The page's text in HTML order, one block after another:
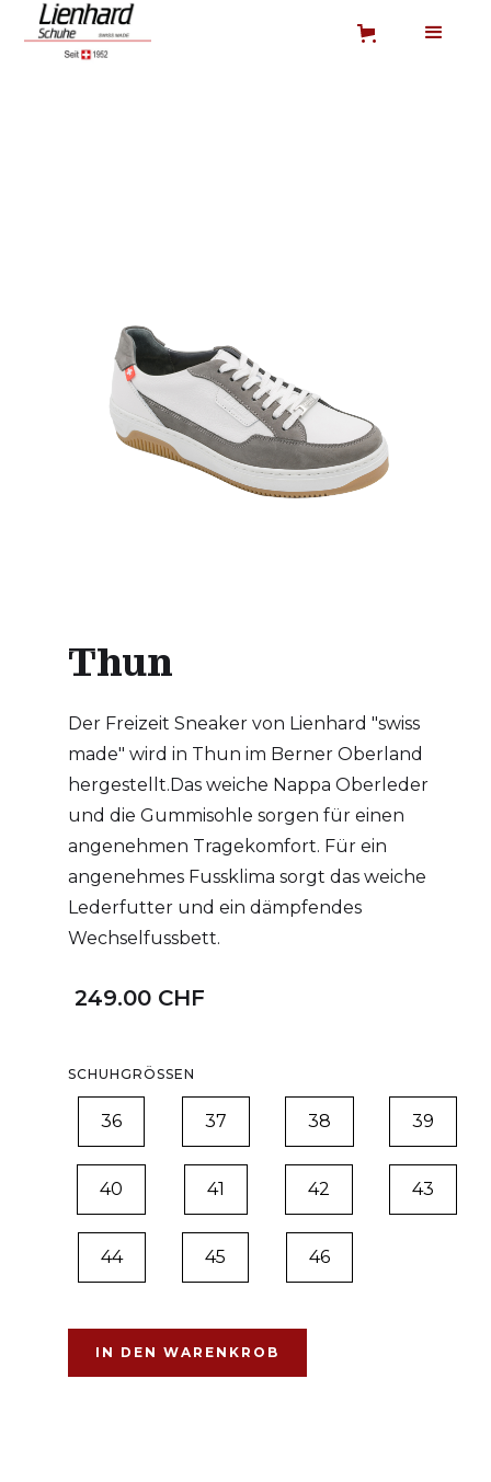
Thun
Der Freizeit Sneaker von Lienhard "swiss
made" wird in Thun im Berner Oberland
hergestellt.Das weiche Nappa Oberleder
und die Gummisohle sorgen für einen
angenehmen Tragekomfort. Für ein
angenehmes Fussklima sorgt das weiche
Lederfutter und ein dämpfendes
Wechselfussbett.
249.00 CHF
SCHUHGRÖSSEN
36 37 38 39
40 41 42 43
44 45 46